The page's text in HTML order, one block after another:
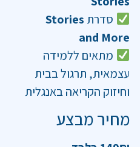
סדרת Stories
and More
מתאים ללמידה
עצמאית, תרגול בבית
וחיזוק הקריאה באנגלית
מחיר מבצע